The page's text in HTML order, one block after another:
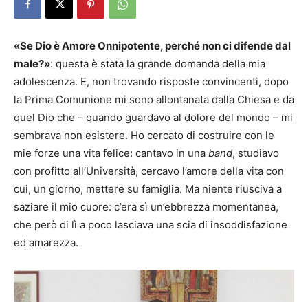
«Se Dio è Amore Onnipotente, perché non ci difende dal
male?»: questa è stata la grande domanda della mia
adolescenza. E, non trovando risposte convincenti, dopo
la Prima Comunione mi sono allontanata dalla Chiesa e da
quel Dio che – quando guardavo al dolore del mondo – mi
sembrava non esistere. Ho cercato di costruire con le
mie forze una vita felice: cantavo in una band, studiavo
con profitto all’Università, cercavo l’amore della vita con
cui, un giorno, mettere su famiglia. Ma niente riusciva a
saziare il mio cuore: c’era sì un’ebbrezza momentanea,
che però di lì a poco lasciava una scia di insoddisfazione
ed amarezza.